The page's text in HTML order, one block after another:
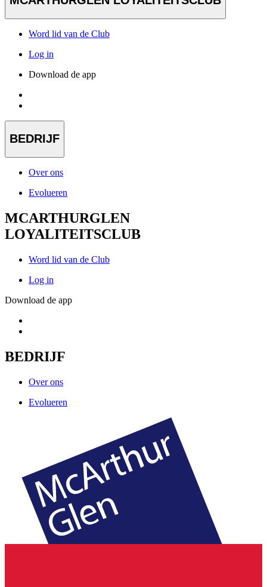
Word lid van de Club
Log in
Download de app
BEDRIJF
Over ons
Evolueren
MCARTHURGLEN
LOYALITEITSCLUB
Word lid van de Club
Log in
Download de app
BEDRIJF
Over ons
Evolueren